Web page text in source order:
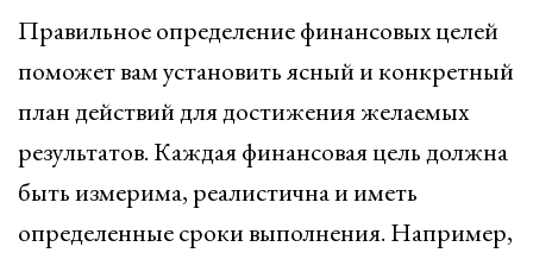
Правильное определение финансовых целей
поможет вам установить ясный и конкретный
план действий для достижения желаемых
результатов. Каждая финансовая цель должна
быть измерима, реалистична и иметь
определенные сроки выполнения. Например,